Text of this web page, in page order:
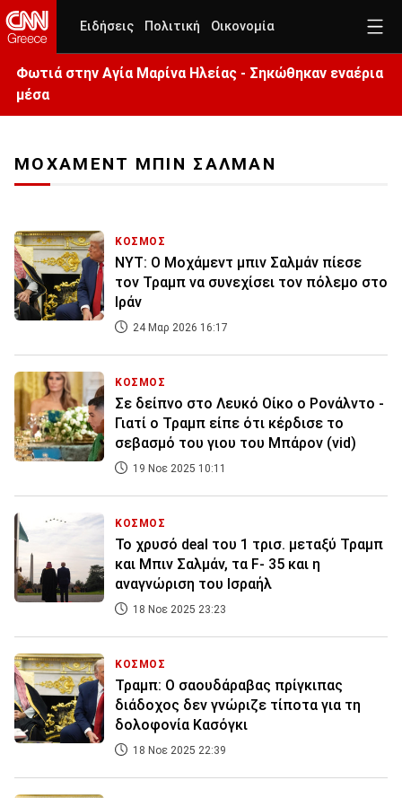
Ειδήσεις Πολιτική Οικονομία
Φωτιά στην Aγία Μαρίνα Ηλείας - Σηκώθηκαν εναέρια
μέσα
ΜΟΧΑΜΕΝΤ ΜΠΙΝ ΣΑΛΜΑΝ
ΚΟΣΜΟΣ
NYT: Ο Μοχάμεντ μπιν Σαλμάν πίεσε
τον Τραμπ να συνεχίσει τον πόλεμο στο
Ιράν
24 Μαρ 2026 16:17
ΚΟΣΜΟΣ
Σε δείπνο στο Λευκό Οίκο ο Ρονάλντο -
Γιατί ο Τραμπ είπε ότι κέρδισε το
σεβασμό του γιου του Μπάρον (vid)
19 Νοε 2025 10:11
ΚΟΣΜΟΣ
Το χρυσό deal του 1 τρισ. μεταξύ Τραμπ
και Μπιν Σαλμάν, τα F- 35 και η
αναγνώριση του Ισραήλ
18 Νοε 2025 23:23
ΚΟΣΜΟΣ
Τραμπ: Ο σαουδάραβας πρίγκιπας
διάδοχος δεν γνώριζε τίποτα για τη
δολοφονία Κασόγκι
18 Νοε 2025 22:39